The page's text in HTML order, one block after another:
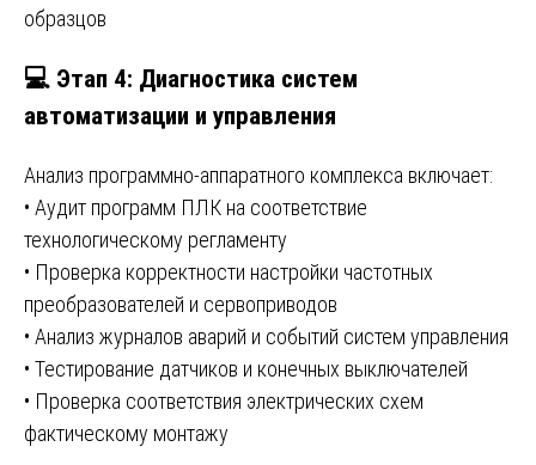
образцов
💻 Этап 4: Диагностика систем
автоматизации и управления
Анализ программно-аппаратного комплекса включает:
• Аудит программ ПЛК на соответствие
технологическому регламенту
• Проверка корректности настройки частотных
преобразователей и сервоприводов
• Анализ журналов аварий и событий систем управления
• Тестирование датчиков и конечных выключателей
• Проверка соответствия электрических схем
фактическому монтажу